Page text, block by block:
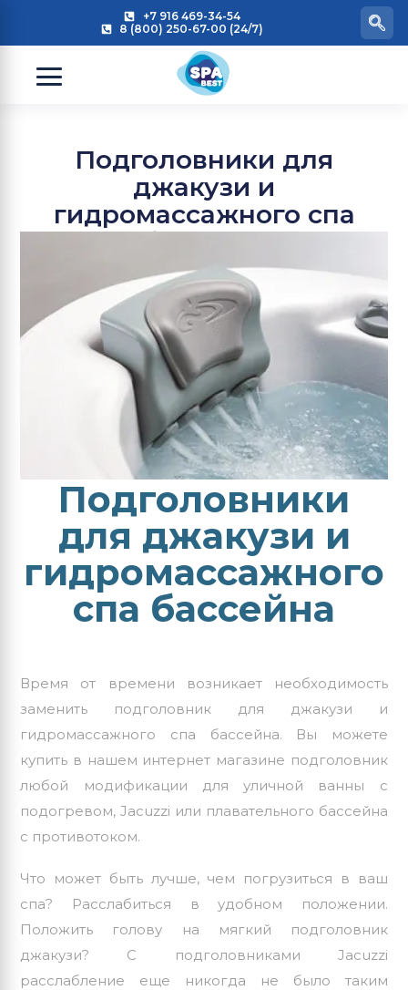
+7 916 469-34-54
8 (800) 250-67-00 (24/7)
Подголовники для
джакузи и
гидромассажного спа
бассейна
Подголовники
для джакузи и
гидромассажного
спа бассейна
Время от времени возникает необходимость
заменить подголовник для джакузи и
гидромассажного спа бассейна. Вы можете
купить в нашем интернет магазине подголовник
любой модификации для уличной ванны с
подогревом, Jacuzzi или плавательного бассейна
с противотоком.
Что может быть лучше, чем погрузиться в ваш
спа? Расслабиться в удобном положении.
Положить голову на мягкий подголовник
джакузи? С подголовниками Jacuzzi
расслабление еще никогда не было таким